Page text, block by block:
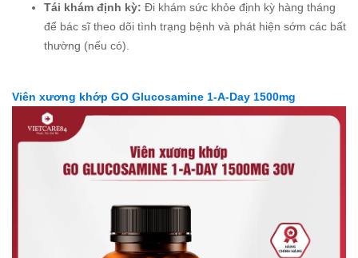
Tái khám định kỳ: Đi khám sức khỏe định kỳ hàng tháng
để bác sĩ theo dõi tình trạng bệnh và phát hiện sớm các bất
thường (nếu có).
Viên xương khớp GO Glucosamine 1-A-Day 1500mg